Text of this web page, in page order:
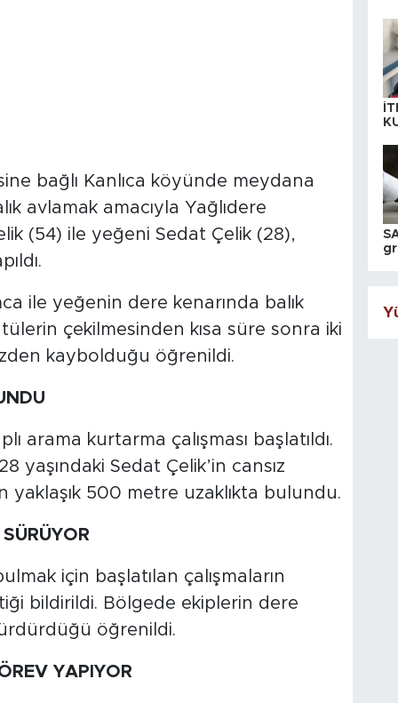
bağlı Kanlıca köyünde meydana
avlamak amacıyla Yağlıdere
(54) ile yeğeni Sedat Çelik (28),
ile yeğenin dere kenarında balık
çekilmesinden kısa süre sonra iki
kaybolduğu öğrenildi.
arama kurtarma çalışması başlatıldı.
yaşındaki Sedat Çelik’in cansız
yaklaşık 500 metre uzaklıkta bulundu.
için başlatılan çalışmaların
bildirildi. Bölgede ekiplerin dere
öğrenildi.
YAPIYOR